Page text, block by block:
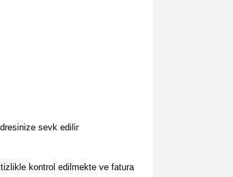
sevk edilir
kontrol edilmekte ve fatura